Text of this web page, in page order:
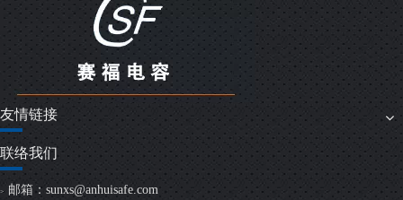
友情链接
联络我们
> 邮箱： sunxs@anhuisafe.com